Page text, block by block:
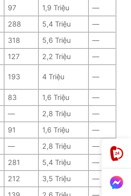
97 1,9 Triệu
—
288 5,4 Triệu
—
318 5,6 Triệu
—
127 2,2 Triệu
—
193 4 Triệu —
83 1,6 Triệu
—
— 2,8 Triệu
—
91 1,6 Triệu
—
— 2,8 Triệu
—
281 5,4 Triệu
—
212 3,5 Triệu
—